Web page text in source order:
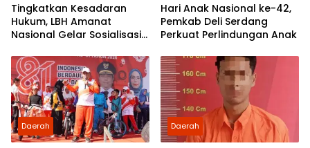
Tingkatkan Kesadaran
Hukum, LBH Amanat
Nasional Gelar Sosialisasi
Morawa
Hari Anak Nasional ke-42,
Pemkab Deli Serdang
Perkuat Perlindungan Anak
Daerah Daerah